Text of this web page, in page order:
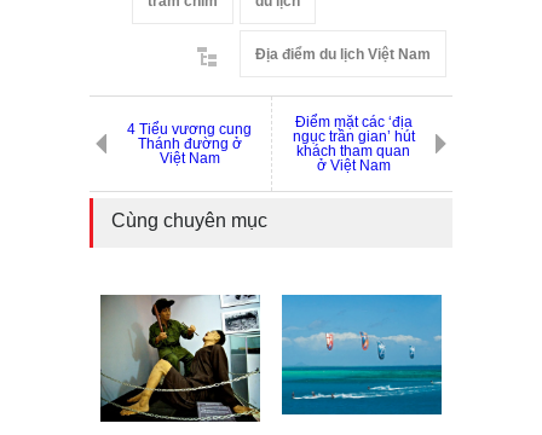
Địa điểm du lịch Việt Nam
4 Tiểu vương cung
Thánh đường ở
Việt Nam
Điểm mặt các ‘địa
ngục trần gian’ hút
khách tham quan
ở Việt Nam
Cùng chuyên mục